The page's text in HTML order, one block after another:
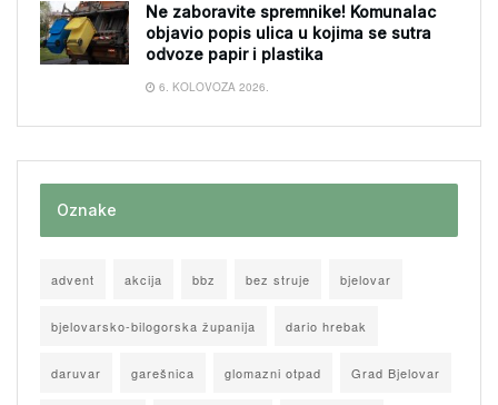
Ne zaboravite spremnike! Komunalac
objavio popis ulica u kojima se sutra
odvoze papir i plastika
6. KOLOVOZA 2026.
Oznake
advent akcija bbz bez struje bjelovar
bjelovarsko-bilogorska županija dario hrebak
daruvar garešnica glomazni otpad Grad Bjelovar